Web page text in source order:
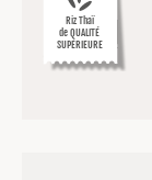
Riz Thaï
de QUALITÉ
SUPÉRIEURE